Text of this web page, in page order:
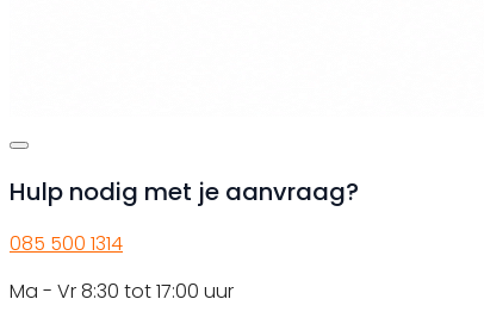
Hulp nodig met je aanvraag?
085 500 1314
Ma - Vr 8:30 tot 17:00 uur